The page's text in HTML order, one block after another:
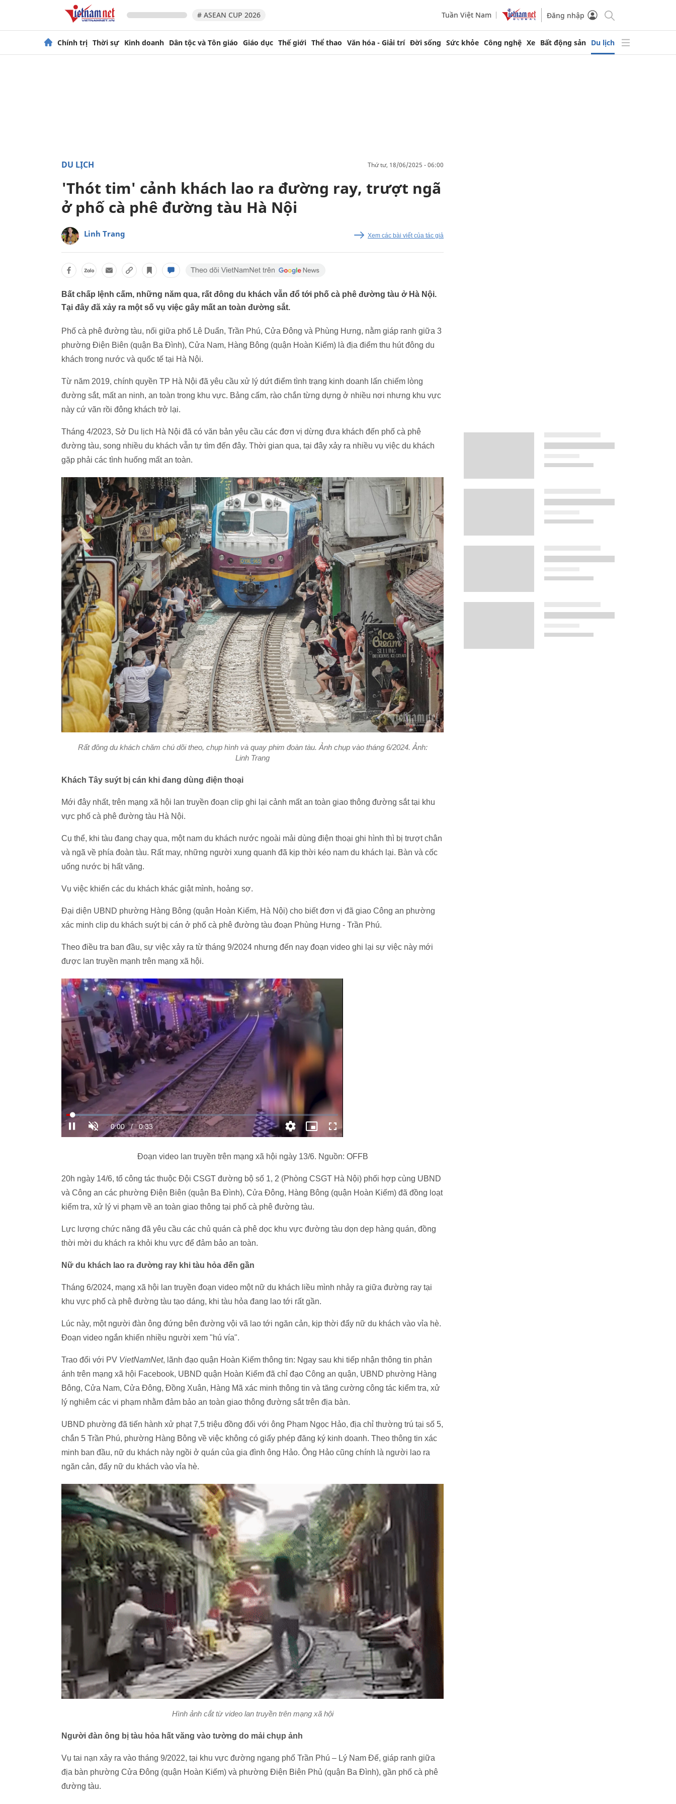
# ASEAN CUP 2026 Tuần Việt Nam Đăng nhập
Chính trị Thời sự Kinh doanh Dân tộc và Tôn giáo Giáo dục Thế giới Thể thao Văn hóa - Giải trí Đời sống Sức khỏe Công nghệ Xe Bất động sản Du lịch
DU LỊCH thứ tư, 18/06/2025 - 06:00
'Thót tim' cảnh khách lao ra đường ray, trượt ngã
ở phố cà phê đường tàu Hà Nội
Linh Trang Xem các bài viết của tác giả
Bất chấp lệnh cấm, những năm qua, rất đông du khách vẫn đổ tới phố cà phê đường tàu ở Hà Nội.
Tại đây đã xảy ra một số vụ việc gây mất an toàn đường sắt.
Phố cà phê đường tàu, nối giữa phố Lê Duẩn, Trần Phú, Cửa Đông và Phùng Hưng, nằm giáp ranh giữa 3
phường Điện Biên (quận Ba Đình), Cửa Nam, Hàng Bông (quận Hoàn Kiếm) là địa điểm thu hút đông du
khách trong nước và quốc tế tại Hà Nội.
Từ năm 2019, chính quyền TP Hà Nội đã yêu cầu xử lý dứt điểm tình trạng kinh doanh lấn chiếm lòng
đường sắt, mất an ninh, an toàn trong khu vực. Bảng cấm, rào chắn từng dựng ở nhiều nơi nhưng khu vực
này cứ vãn rồi đông khách trở lại.
Tháng 4/2023, Sở Du lịch Hà Nội đã có văn bản yêu cầu các đơn vị dừng đưa khách đến phố cà phê
đường tàu, song nhiều du khách vẫn tự tìm đến đây. Thời gian qua, tại đây xảy ra nhiều vụ việc du khách
gặp phải các tình huống mất an toàn.
Rất đông du khách chăm chú dõi theo, chụp hình và quay phim đoàn tàu. Ảnh chụp vào tháng 6/2024. Ảnh:
Linh Trang
Khách Tây suýt bị cán khi đang dùng điện thoại
Mới đây nhất, trên mạng xã hội lan truyền đoạn clip ghi lại cảnh mất an toàn giao thông đường sắt tại khu
vực phố cà phê đường tàu Hà Nội.
Cụ thể, khi tàu đang chạy qua, một nam du khách nước ngoài mải dùng điện thoại ghi hình thì bị trượt chân
và ngã về phía đoàn tàu. Rất may, những người xung quanh đã kịp thời kéo nam du khách lại. Bàn và cốc
uống nước bị hất văng.
Vụ việc khiến các du khách khác giật mình, hoảng sợ.
Đại diện UBND phường Hàng Bông (quận Hoàn Kiếm, Hà Nội) cho biết đơn vị đã giao Công an phường
xác minh clip du khách suýt bị cán ở phố cà phê đường tàu đoạn Phùng Hưng - Trần Phú.
Theo điều tra ban đầu, sự việc xảy ra từ tháng 9/2024 nhưng đến nay đoạn video ghi lại sự việc này mới
được lan truyền mạnh trên mạng xã hội.
Đoạn video lan truyền trên mạng xã hội ngày 13/6. Nguồn: OFFB
20h ngày 14/6, tổ công tác thuộc Đội CSGT đường bộ số 1, 2 (Phòng CSGT Hà Nội) phối hợp cùng UBND
và Công an các phường Điện Biên (quận Ba Đình), Cửa Đông, Hàng Bông (quận Hoàn Kiếm) đã đồng loạt
kiểm tra, xử lý vi phạm về an toàn giao thông tại phố cà phê đường tàu.
Lực lượng chức năng đã yêu cầu các chủ quán cà phê dọc khu vực đường tàu dọn dẹp hàng quán, đồng
thời mời du khách ra khỏi khu vực để đảm bảo an toàn.
Nữ du khách lao ra đường ray khi tàu hỏa đến gần
Tháng 6/2024, mạng xã hội lan truyền đoạn video một nữ du khách liều mình nhảy ra giữa đường ray tại
khu vực phố cà phê đường tàu tạo dáng, khi tàu hỏa đang lao tới rất gần.
Lúc này, một người đàn ông đứng bên đường vội vã lao tới ngăn cản, kịp thời đẩy nữ du khách vào vỉa hè.
Đoạn video ngắn khiến nhiều người xem "hú vía".
Trao đổi với PV VietNamNet, lãnh đạo quận Hoàn Kiếm thông tin: Ngay sau khi tiếp nhận thông tin phản
ánh trên mạng xã hội Facebook, UBND quận Hoàn Kiếm đã chỉ đạo Công an quận, UBND phường Hàng
Bông, Cửa Nam, Cửa Đông, Đồng Xuân, Hàng Mã xác minh thông tin và tăng cường công tác kiểm tra, xử
lý nghiêm các vi phạm nhằm đảm bảo an toàn giao thông đường sắt trên địa bàn.
UBND phường đã tiến hành xử phạt 7,5 triệu đồng đối với ông Phạm Ngọc Hảo, địa chỉ thường trú tại số 5,
chắn 5 Trần Phú, phường Hàng Bông về việc không có giấy phép đăng ký kinh doanh. Theo thông tin xác
minh ban đầu, nữ du khách này ngồi ở quán của gia đình ông Hảo. Ông Hảo cũng chính là người lao ra
ngăn cản, đẩy nữ du khách vào vỉa hè.
Hình ảnh cắt từ video lan truyền trên mạng xã hội
Người đàn ông bị tàu hỏa hất văng vào tường do mải chụp ảnh
Vụ tai nạn xảy ra vào tháng 9/2022, tại khu vực đường ngang phố Trần Phú – Lý Nam Đế, giáp ranh giữa
địa bàn phường Cửa Đông (quận Hoàn Kiếm) và phường Điện Biên Phủ (quận Ba Đình), gần phố cà phê
đường tàu.